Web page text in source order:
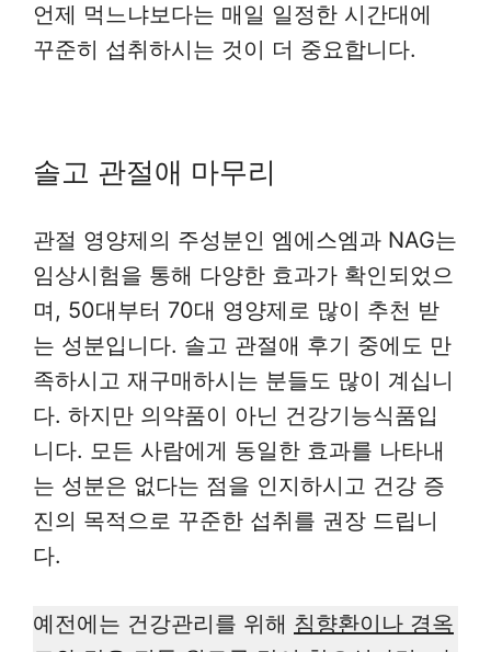
언제 먹느냐보다는 매일 일정한 시간대에
꾸준히 섭취하시는 것이 더 중요합니다.
솔고 관절애 마무리
관절 영양제의 주성분인 엠에스엠과 NAG는
임상시험을 통해 다양한 효과가 확인되었으
며, 50대부터 70대 영양제로 많이 추천 받
는 성분입니다. 솔고 관절애 후기 중에도 만
족하시고 재구매하시는 분들도 많이 계십니
다. 하지만 의약품이 아닌 건강기능식품입
니다. 모든 사람에게 동일한 효과를 나타내
는 성분은 없다는 점을 인지하시고 건강 증
진의 목적으로 꾸준한 섭취를 권장 드립니
다.
예전에는 건강관리를 위해 침향환이나 경옥